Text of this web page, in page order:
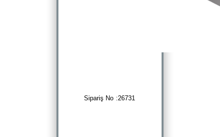
Sipariş No :26731